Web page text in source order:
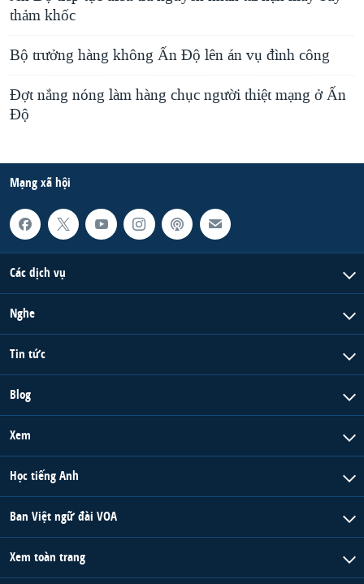
thảm khốc
Bộ trưởng hàng không Ấn Độ lên án vụ đình công
Đợt nắng nóng làm hàng chục người thiệt mạng ở Ấn
Độ
Mạng xã hội
Các dịch vụ
Nghe
Tin tức
Blog
Xem
Học tiếng Anh
Ban Việt ngữ đài VOA
Xem toàn trang